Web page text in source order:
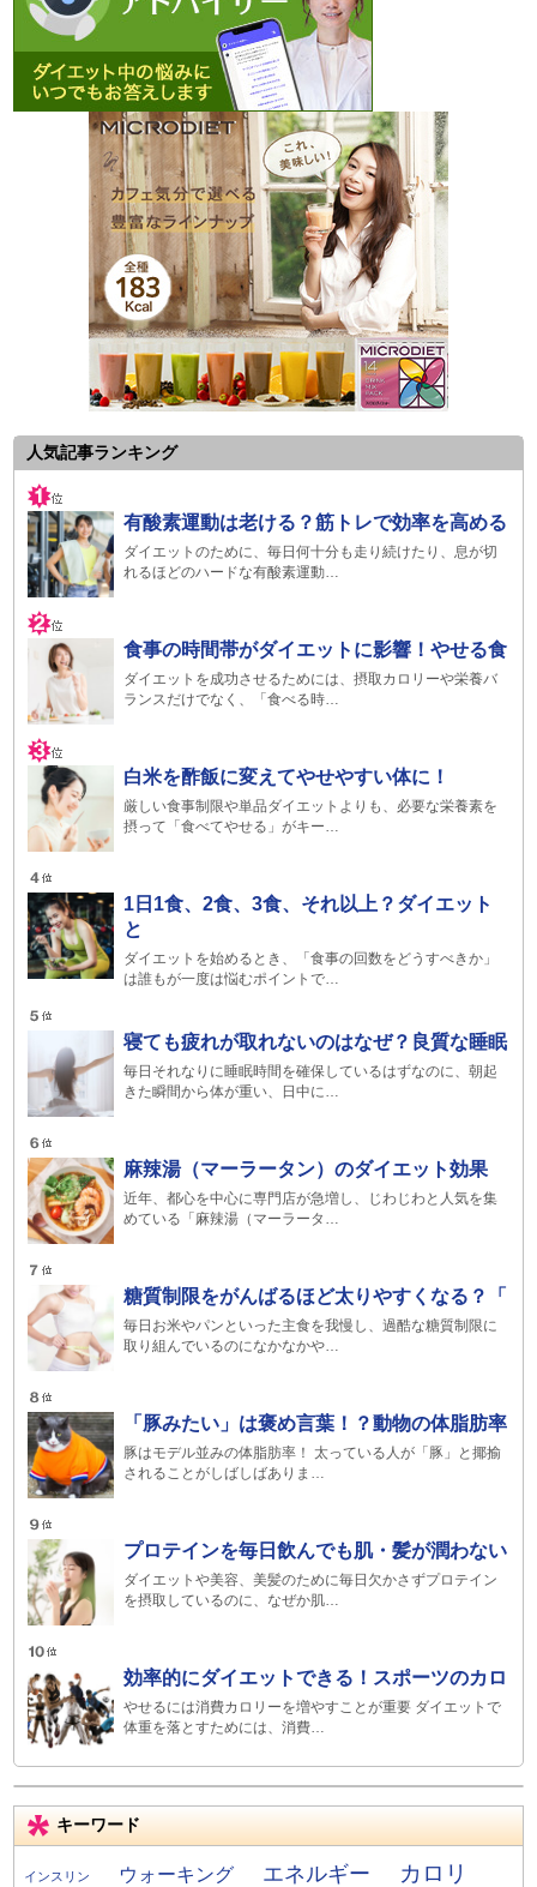
人気記事ランキング
有酸素運動は老ける？筋トレで効率を高める
ダイエットのために、毎日何十分も走り続けたり、息が切
れるほどのハードな有酸素運動…
食事の時間帯がダイエットに影響！やせる食
ダイエットを成功させるためには、摂取カロリーや栄養バ
ランスだけでなく、「食べる時…
白米を酢飯に変えてやせやすい体に！
厳しい食事制限や単品ダイエットよりも、必要な栄養素を
摂って「食べてやせる」がキー…
1日1食、2食、3食、それ以上？ダイエット
と
ダイエットを始めるとき、「食事の回数をどうすべきか」
は誰もが一度は悩むポイントで…
寝ても疲れが取れないのはなぜ？良質な睡眠
毎日それなりに睡眠時間を確保しているはずなのに、朝起
きた瞬間から体が重い、日中に…
麻辣湯（マーラータン）のダイエット効果
近年、都心を中心に専門店が急増し、じわじわと人気を集
めている「麻辣湯（マーラータ…
糖質制限をがんばるほど太りやすくなる？「
毎日お米やパンといった主食を我慢し、過酷な糖質制限に
取り組んでいるのになかなかや…
「豚みたい」は褒め言葉！？動物の体脂肪率
豚はモデル並みの体脂肪率！ 太っている人が「豚」と揶揄
されることがしばしばありま…
プロテインを毎日飲んでも肌・髪が潤わない
ダイエットや美容、美髪のために毎日欠かさずプロテイン
を摂取しているのに、なぜか肌…
効率的にダイエットできる！スポーツのカロ
やせるには消費カロリーを増やすことが重要 ダイエットで
体重を落とすためには、消費…
キーワード
インスリン ウォーキング エネルギー
カロリ